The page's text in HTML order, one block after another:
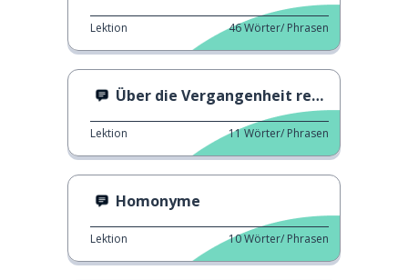
Lektion 46Wörter/ Phrasen
Über die Vergangenheit reden 1
Lektion 11Wörter/ Phrasen
Homonyme
Lektion 10Wörter/ Phrasen